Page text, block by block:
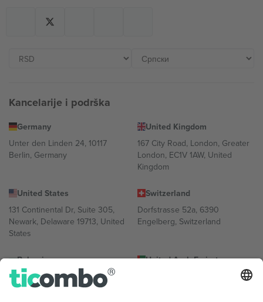
Kancelarije i podrška
Germany
Unter den Linden 24, 10117
Berlin, Germany
United Kingdom
167 City Road, London, Greater
London, EC1V 1AW, United
Kingdom
United States
131 Continental Dr, Suite 305,
Newark, Delaware 19713, United
States
Switzerland
Dorfstrasse 52a, 6390
Engelberg, Switzerland
Bulgaria
Regus Sofia City West, bul
Totleben 53-55, 1606 Sofia,
United Arab Emirates
UAE Dubai Silicon Oasis, DDP